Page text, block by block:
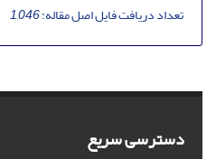
تعداد دریافت فایل اصل مقاله:1,046
دسترسی سریع